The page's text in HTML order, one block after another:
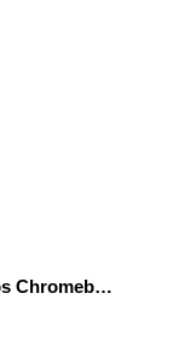
Dale una oportunidad a los Chromebooks y utiliza un proyector para realizar talleres si no tienes pantallas táctiles